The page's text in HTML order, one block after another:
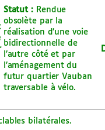
Statut : Rendue
obsolète par la
réalisation d’une voie
bidirectionnelle de
l’autre côté et par
l’aménagement du
futur quartier Vauban
traversable à vélo.
bilatérales.